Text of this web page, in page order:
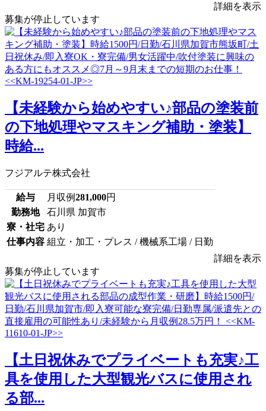
詳細を表示
募集が停止しています
【未経験から始めやすい♪部品の塗装前
の下地処理やマスキング補助・塗装】
時給...
フジアルテ株式会社
給与 月収例281,000円
勤務地
石川県 加賀市
寮・社宅 あり
仕事内容 組立・加工・プレス / 機械系工場 / 日勤
詳細を表示
募集が停止しています
【土日祝休みでプライベートも充実♪工
具を使用した大型観光バスに使用され
る部...